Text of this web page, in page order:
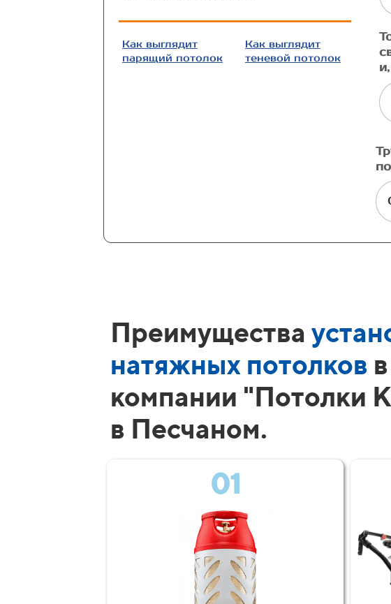
Как выглядит
парящий потолок
Как выглядит
теневой потолок
Преимущества
натяжных потолков в
компании "Потолки
в Песчаном.
01